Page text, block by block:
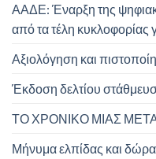
ΑΑΔΕ: Έναρξη της
από τα τέλη
Αξιολόγηση και
Έκδοση δελτίου
ΤΟ ΧΡΟΝΙΚΟ ΜΙΑΣ
Μήνυμα ελπίδας και